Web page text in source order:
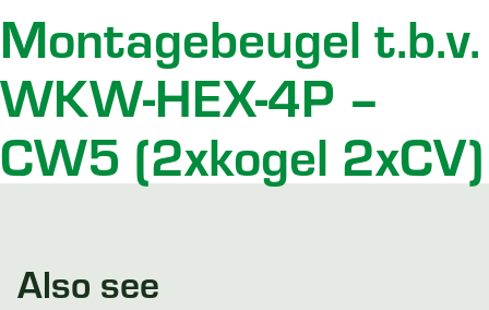
Montagebeugel t.b.v.
WKW-HEX-4P –
CW5 (2xkogel 2xCV)
Also see